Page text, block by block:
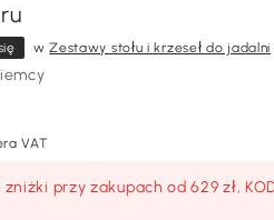
wZestawy stołu i krzeseł do jadalni
VAT
przy zakupach od 629 zł,